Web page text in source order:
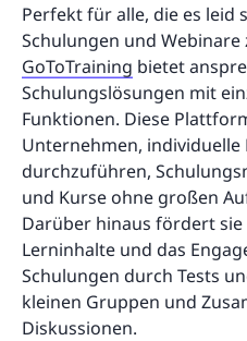
Perfekt für alle, die es leid
Schulungen und Webinare
GoToTraining bietet
Schulungslösungen mit
Funktionen. Diese
Unternehmen,
durchzuführen,
und Kurse ohne großen
Darüber hinaus fördert
Lerninhalte und das
Schulungen durch Tests
kleinen Gruppen und
Diskussionen.